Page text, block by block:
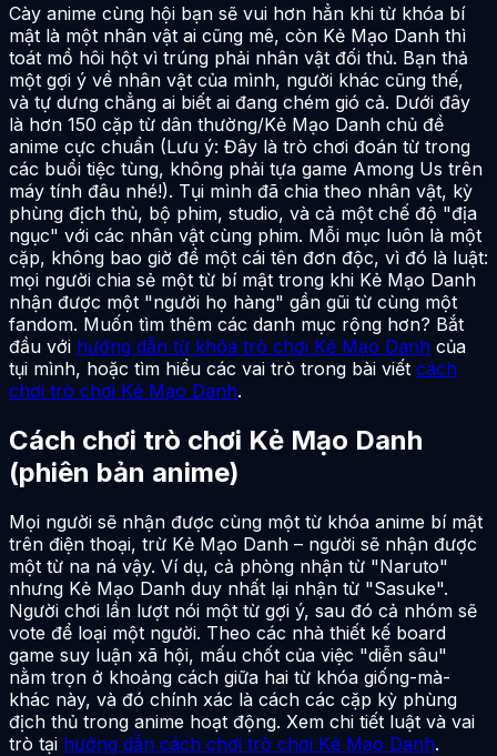
Cày anime cùng hội bạn sẽ vui hơn hẳn khi từ khóa bí
mật là một nhân vật ai cũng mê, còn Kẻ Mạo Danh thì
toát mồ hôi hột vì trúng phải nhân vật đối thủ. Bạn thả
một gợi ý về nhân vật của mình, người khác cũng thế,
và tự dưng chẳng ai biết ai đang chém gió cả. Dưới đây
là hơn 150 cặp từ dân thường/Kẻ Mạo Danh chủ đề
anime cực chuẩn (Lưu ý: Đây là trò chơi đoán từ trong
các buổi tiệc tùng, không phải tựa game Among Us trên
máy tính đâu nhé!). Tụi mình đã chia theo nhân vật, kỳ
phùng địch thủ, bộ phim, studio, và cả một chế độ "địa
ngục" với các nhân vật cùng phim. Mỗi mục luôn là một
cặp, không bao giờ để một cái tên đơn độc, vì đó là luật:
mọi người chia sẻ một từ bí mật trong khi Kẻ Mạo Danh
nhận được một "người họ hàng" gần gũi từ cùng một
fandom. Muốn tìm thêm các danh mục rộng hơn? Bắt
đầu với hướng dẫn từ khóa trò chơi Kẻ Mạo Danh của
tụi mình, hoặc tìm hiểu các vai trò trong bài viết cách
chơi trò chơi Kẻ Mạo Danh.
Cách chơi trò chơi Kẻ Mạo Danh
(phiên bản anime)
Mọi người sẽ nhận được cùng một từ khóa anime bí mật
trên điện thoại, trừ Kẻ Mạo Danh – người sẽ nhận được
một từ na ná vậy. Ví dụ, cả phòng nhận từ "Naruto"
nhưng Kẻ Mạo Danh duy nhất lại nhận từ "Sasuke".
Người chơi lần lượt nói một từ gợi ý, sau đó cả nhóm sẽ
vote để loại một người. Theo các nhà thiết kế board
game suy luận xã hội, mấu chốt của việc "diễn sâu"
nằm trọn ở khoảng cách giữa hai từ khóa giống-mà-
khác này, và đó chính xác là cách các cặp kỳ phùng
địch thủ trong anime hoạt động. Xem chi tiết luật và vai
trò tại hướng dẫn cách chơi trò chơi Kẻ Mạo Danh.